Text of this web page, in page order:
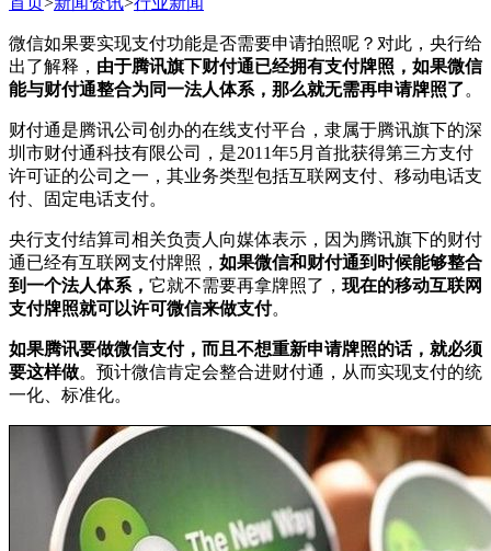
微信如果要实现支付功能是否需要申请拍照呢？对此，央行给
出了解释， 由于腾讯旗下财付通已经拥有支付牌照，如果微信
能与财付通整合为同一法人体系，那么就无需再申请牌照了。
财付通是腾讯公司创办的在线支付平台，隶属于腾讯旗下的深
圳市财付通科技有限公司，是2011年5月首批获得第三方支付
许可证的公司之一，其业务类型包括互联网支付、移动电话支
付、固定电话支付。
央行支付结算司相关负责人向媒体表示，因为腾讯旗下的财付
通已经有互联网支付牌照， 如果微信和财付通到时候能够整合
到一个法人体系， 它就不需要再拿牌照了， 现在的移动互联网
支付牌照就可以许可微信来做支付。
如果腾讯要做微信支付，而且不想重新申请牌照的话，就必须
要这样做。预计微信肯定会整合进财付通，从而实现支付的统
一化、标准化。